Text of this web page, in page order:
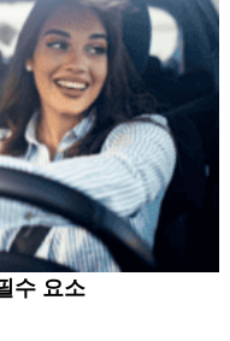
수 요소